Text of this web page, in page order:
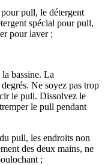
pull, le détergent
spécial pour pull,
pour laver ;
bassine. La
Ne soyez pas trop
le pull. Dissolvez le
le pull pendant
pull, les endroits non
des deux mains, ne
;